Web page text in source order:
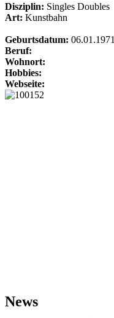
Disziplin: Singles Doubles
Art: Kunstbahn
Geburtsdatum: 06.01.1971
Beruf:
Wohnort:
Hobbies:
Webseite:
News